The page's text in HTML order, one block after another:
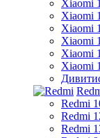
Xiaomi
Xiaomi
Xiaomi
Xiaomi
Xiaomi
Xiaomi
Redmi
Redmi
Redmi